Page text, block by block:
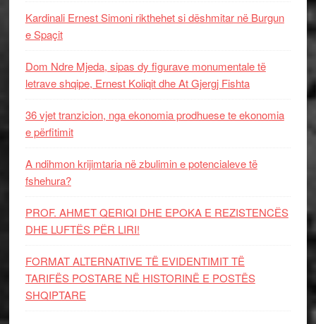
Kardinali Ernest Simoni rikthehet si dëshmitar në Burgun
e Spaçit
Dom Ndre Mjeda, sipas dy figurave monumentale të
letrave shqipe, Ernest Koliqit dhe At Gjergj Fishta
36 vjet tranzicion, nga ekonomia prodhuese te ekonomia
e përfitimit
A ndihmon krijimtaria në zbulimin e potencialeve të
fshehura?
PROF. AHMET QERIQI DHE EPOKA E REZISTENCЁS
DHE LUFTЁS PЁR LIRI!
FORMAT ALTERNATIVE TË EVIDENTIMIT TË
TARIFËS POSTARE NË HISTORINË E POSTËS
SHQIPTARE